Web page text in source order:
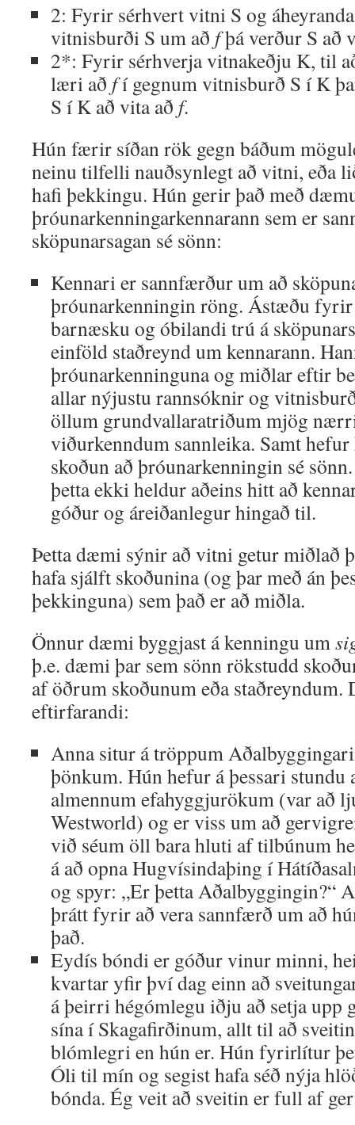
2: Fyrir sérhvert vitni S og
vitnisburði S um að fþá verður S að
2*: Fyrir sérhverja vitnakeðju K, til
læri að fí gegnum vitnisburð S í K
S í K að vita að f.
Hún færir síðan rök gegn báðum
neinu tilfelli nauðsynlegt að vitni, eða
hafi þekkingu. Hún gerir það með
þróunarkenningarkennarann sem er
sköpunarsagan sé sönn:
Kennari er sannfærður um að
þróunarkenningin röng. Ástæðu fyrir
barnæsku og óbilandi trú á
einföld staðreynd um kennarann.
þróunarkenninguna og miðlar eftir
allar nýjustu rannsóknir og
öllum grundvallaratriðum mjög
viðurkenndum sannleika. Samt
skoðun að þróunarkenningin sé
þetta ekki heldur aðeins hitt að
góður og áreiðanlegur hingað til.
Þetta dæmi sýnir að vitni getur miðlað
hafa sjálft skoðunina (og þar með án
þekkinguna) sem það er að miðla.
Önnur dæmi byggjast á kenningu um
þ.e. dæmi þar sem sönn rökstudd
af öðrum skoðunum eða
eftirfarandi:
Anna situr á tröppum
þönkum. Hún hefur á þessari stundu
almennum efahyggjurökum (var að
Westworld) og er viss um að
við séum öll bara hluti af tilbúnum
á að opna Hugvísindaþing í
og spyr: „Er þetta Aðalbyggingin?“
þrátt fyrir að vera sannfærð um að
það.
Eydís bóndi er góður vinur minni,
kvartar yfir því dag einn að
á þeirri hégómlegu iðju að setja
sína í Skagafirðinum, allt til að
blómlegri en hún er. Hún fyrirlítur
Óli til mín og segist hafa séð nýja
bónda. Ég veit að sveitin er full af